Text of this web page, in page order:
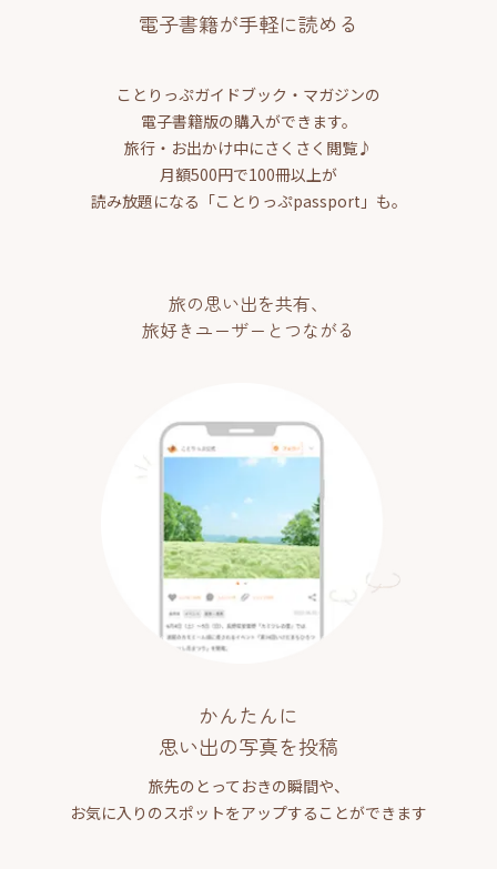
電子書籍が手軽に読める
ことりっぷガイドブック・マガジンの
電子書籍版の購入ができます。
旅行・お出かけ中にさくさく閲覧♪
月額500円で100冊以上が
読み放題になる「ことりっぷpassport」も。
旅の思い出を共有、
旅好きユーザーとつながる
かんたんに
思い出の写真を投稿
旅先のとっておきの瞬間や、
お気に入りのスポットをアップすることができます